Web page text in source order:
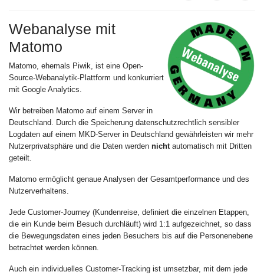
Webanalyse mit
Matomo
Matomo, ehemals Piwik, ist eine Open-
Source-Webanalytik-Plattform und konkurriert
mit Google Analytics.
Wir betreiben Matomo auf einem Server in
Deutschland. Durch die Speicherung datenschutzrechtlich sensibler
Logdaten auf einem MKD-Server in Deutschland gewährleisten wir mehr
Nutzerprivatsphäre und die Daten werden nichtautomatisch mit Dritten
geteilt.
Matomo ermöglicht genaue Analysen der Gesamtperformance und des
Nutzerverhaltens.
Jede Customer-Journey (Kundenreise, definiert die einzelnen Etappen,
die ein Kunde beim Besuch durchläuft) wird 1:1 aufgezeichnet, so dass
die Bewegungsdaten eines jeden Besuchers bis auf die Personenebene
betrachtet werden können.
Auch ein individuelles Customer-Tracking ist umsetzbar, mit dem jede